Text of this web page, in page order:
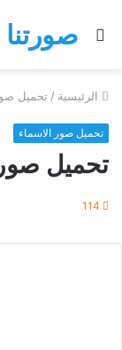
صورتنا
بحث
الرئيسية / تحميل
تحميل صور الاسماء
تحميل
114